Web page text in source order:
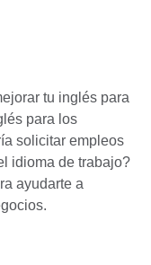
tu inglés para
para los
solicitar empleos
idioma de trabajo?
ayudarte a